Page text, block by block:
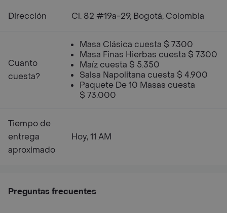
Dirección Cl. 82 #19a-29, Bogotá, Colombia
Cuanto
cuesta?
Masa Clásica cuesta $ 7.300
Masa Finas Hierbas cuesta $ 7.300
Maíz cuesta $ 5.350
Salsa Napolitana cuesta $ 4.900
Paquete De 10 Masas cuesta
$ 73.000
Tiempo de
entrega
aproximado
Hoy, 11 AM
Preguntas frecuentes